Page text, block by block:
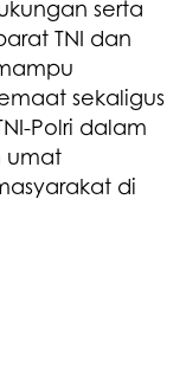
serta
TNI dan
sekaligus
Polri dalam
umat
di